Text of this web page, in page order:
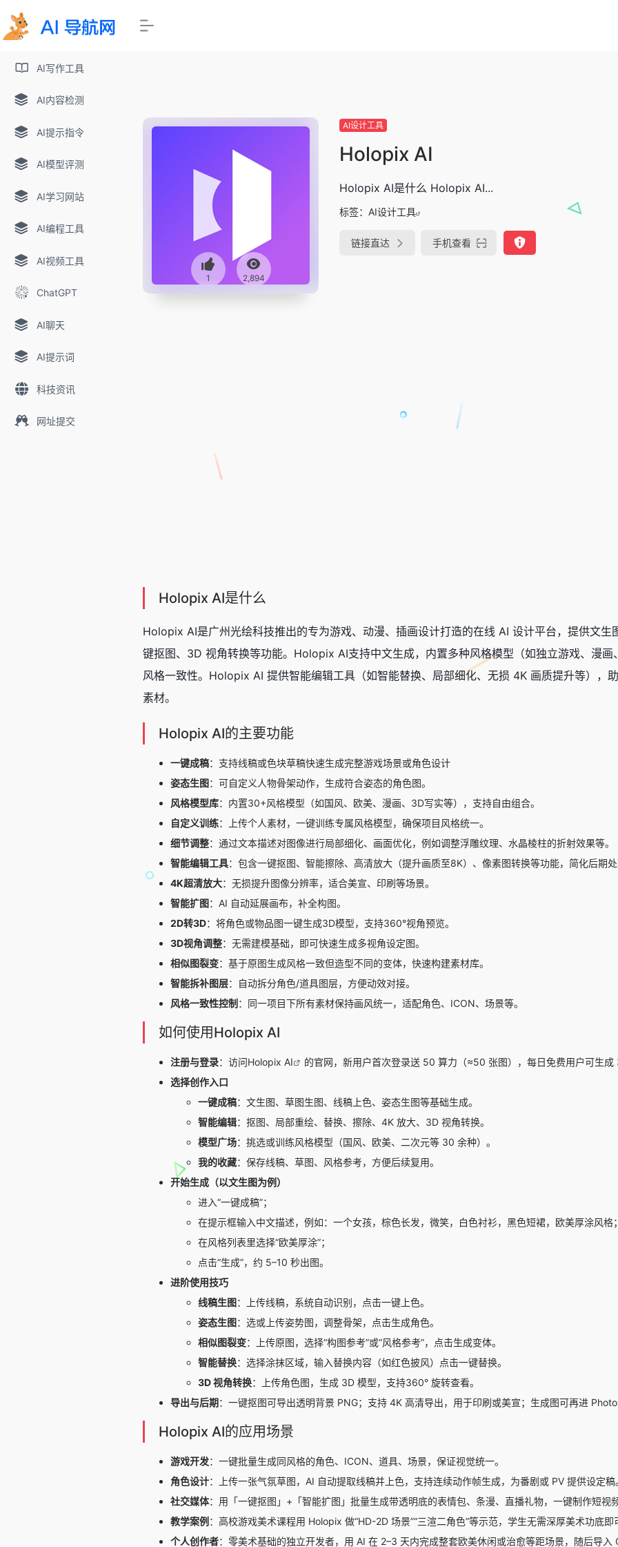
AI写作工具
AI内容检测
AI提示指令
AI模型评测
AI学习网站
AI编程工具
AI视频工具
ChatGPT
AI聊天
AI提示词
科技资讯
网址提交
1 2,894
AI设计工具
Holopix AI
Holopix AI是什么 Holopix AI...
标签： AI设计工具
链接直达 手机查看
Holopix AI是什么
Holopix AI是广州光绘科技推出的专为游戏、动漫、插画设计打造的在线 AI 设计平台，提供文生
键抠图、3D 视角转换等功能。Holopix AI支持中文生成，内置多种风格模型（如独立游戏、漫
风格一致性。Holopix AI 提供智能编辑工具（如智能替换、局部细化、无损 4K 画质提升等），
素材。
Holopix AI的主要功能
一键成稿‌：支持线稿或色块草稿快速生成完整游戏场景或角色设计
姿态生图：可自定义人物骨架动作，生成符合姿态的角色图。
风格模型库：内置30+风格模型（如国风、欧美、漫画、3D写实等），支持自由组合。
自定义训练：上传个人素材，一键训练专属风格模型，确保项目风格统一。
细节调整‌：通过文本描述对图像进行局部细化、画面优化，例如调整浮雕纹理、水晶棱柱的折射效果等。
‌智能编辑工具‌：包含一键抠图、智能擦除、高清放大（提升画质至8K）、像素图转换等功能，简化后期处
4K超清放大：无损提升图像分辨率，适合美宣、印刷等场景。
智能扩图：AI 自动延展画布，补全构图。
2D转3D：将角色或物品图一键生成3D模型，支持360°视角预览。
3D视角调整：无需建模基础，即可快速生成多视角设定图。
相似图裂变：基于原图生成风格一致但造型不同的变体，快速构建素材库。
智能拆补图层：自动拆分角色/道具图层，方便动效对接。
风格一致性控制 ：同一项目下所有素材保持画风统一，适配角色、ICON、场景等。
如何使用Holopix AI
注册与登录：访问Holopix AI
的官网，新用户首次登录送 50 算力（≈50 张图），每日免费用户可生成
选择创作入口
一键成稿：文生图、草图生图、线稿上色、姿态生图等基础生成。
智能编辑：抠图、局部重绘、替换、擦除、4K 放大、3D 视角转换。
模型广场：挑选或训练风格模型（国风、欧美、二次元等 30 余种）。
我的收藏：保存线稿、草图、风格参考，方便后续复用。
开始生成（以文生图为例）
进入“一键成稿”；
在提示框输入中文描述，例如：一个女孩，棕色长发，微笑，白色衬衫，黑色短裙，欧美厚涂风格；
在风格列表里选择“欧美厚涂”；
点击“生成”，约 5–10 秒出图。
进阶使用技巧
线稿生图：上传线稿，系统自动识别，点击一键上色。
姿态生图：选或上传姿势图，调整骨架，点击生成角色。
相似图裂变：上传原图，选择“构图参考”或“风格参考”，点击生成变体。
智能替换：选择涂抹区域，输入替换内容（如红色披风）点击一键替换。
3D 视角转换：上传角色图，生成 3D 模型，支持360° 旋转查看。
导出与后期：一键抠图可导出透明背景 PNG；支持 4K 高清导出，用于印刷或美宣；生成图可再进
Holopix AI的应用场景
游戏开发：一键批量生成同风格的角色、ICON、道具、场景，保证视觉统一。
角色设计：上传一张气氛草图，AI 自动提取线稿并上色，支持连续动作帧生成，为番剧或 PV 提供设定稿
社交媒体：用「一键抠图」+「智能扩图」批量生成带透明底的表情包、条漫、直播礼物，一键制作短视频
教学案例 ：高校游戏美术课程用 Holopix 做“HD-2D 场景”“三渲二角色”等示范，学生无需深厚美术功底即
个人创作者：零美术基础的独立开发者，用 AI 在 2–3 天内完成整套欧美休闲或治愈等距场景，随后导入